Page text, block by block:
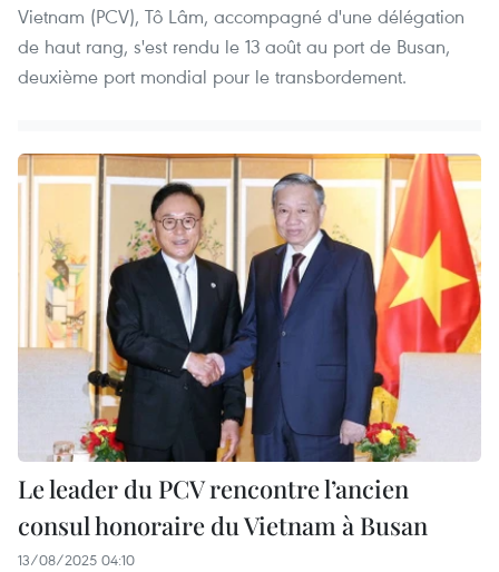
Vietnam (PCV), Tô Lâm, accompagné d'une délégation
de haut rang, s'est rendu le 13 août au port de Busan,
deuxième port mondial pour le transbordement.
Le leader du PCV rencontre l’ancien
consul honoraire du Vietnam à Busan
13/08/2025 04:10